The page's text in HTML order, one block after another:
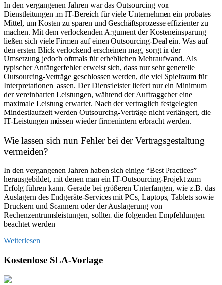
In den vergangenen Jahren war das Outsourcing von
Dienstleitungen im IT-Bereich für viele Unternehmen ein probates
Mittel, um Kosten zu sparen und Geschäftsprozesse effizienter zu
machen. Mit dem verlockenden Argument der Kosteneinsparung
ließen sich viele Firmen auf einen Outsourcing-Deal ein. Was auf
den ersten Blick verlockend erscheinen mag, sorgt in der
Umsetzung jedoch oftmals für erheblichen Mehraufwand. Als
typischer Anfängerfehler erweist sich, dass nur sehr generelle
Outsourcing-Verträge geschlossen werden, die viel Spielraum für
Interpretationen lassen. Der Dienstleister liefert nur ein Minimum
der vereinbarten Leistungen, während der Auftraggeber eine
maximale Leistung erwartet. Nach der vertraglich festgelegten
Mindestlaufzeit werden Outsourcing-Verträge nicht verlängert, die
IT-Leistungen müssen wieder firmenintern erbracht werden.
Wie lassen sich nun Fehler bei der Vertragsgestaltung
vermeiden?
In den vergangenen Jahren haben sich einige “Best Practices”
herausgebildet, mit denen man ein IT-Outsourcing-Projekt zum
Erfolg führen kann. Gerade bei größeren Unterfangen, wie z.B. das
Auslagern des Endgeräte-Services mit PCs, Laptops, Tablets sowie
Druckern und Scannern oder der Auslagerung von
Rechenzentrumsleistungen, sollten die folgenden Empfehlungen
beachtet werden.
Weiterlesen
Kostenlose SLA-Vorlage